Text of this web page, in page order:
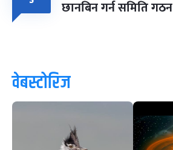
छानबिन गर्न समिति गठन
वेबस्टोरिज